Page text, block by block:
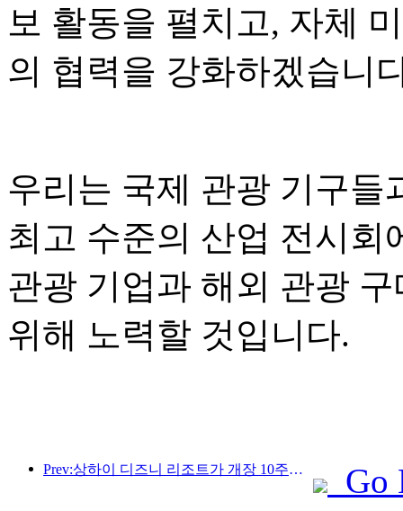
보 활동을 펼치고, 자체
의 협력을 강화하겠습니
우리는 국제 관광 기구들
최고 수준의 산업 전시회
관광 기업과 해외 관광
위해 노력할 것입니다.
Prev:상하이 디즈니 리조트가 개장 10주년을 맞이했으며, 현재까지 1억 명이 넘는 방문객을 맞이했습니다.
Go